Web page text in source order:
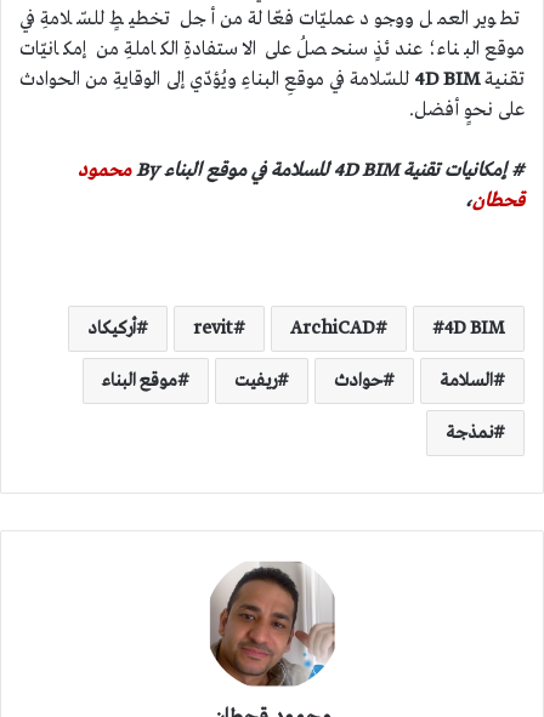
تطوير العمل ووجود عمليّات فعّالة من أجل تخطيطٍ للسّلامةِ في
موقع البناء؛ عندئذٍ سنحصلُ على الاستفادةِ الكاملةِ من إمكانيّات
تقنية4D BIM للسّلامة في موقعِ البناءِ ويُؤدّي إلى الوقايةِ من الحوادث
على نحوٍ أفضل.
# إمكانيات تقنية 4D BIM للسلامة في موقع البناء By
محمود
قحطان،
4D BIM
ArchiCAD
revit أركيكاد
السلامة حوادث ريفيت موقع البناء
نمذجة